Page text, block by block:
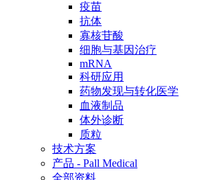
疫苗
抗体
寡核苷酸
细胞与基因治疗
mRNA
科研应用
药物发现与转化医学
血液制品
体外诊断
质粒
技术方案
产品 - Pall Medical
全部资料